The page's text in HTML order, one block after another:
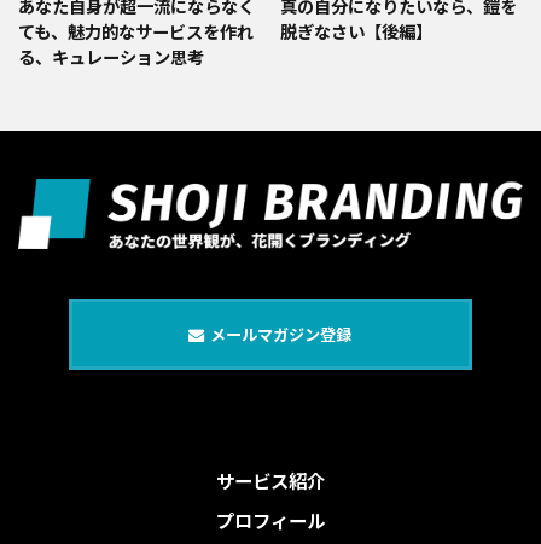
あなた自身が超一流にならなく
ても、魅力的なサービスを作れ
る、キュレーション思考
真の自分になりたいなら、鎧を
脱ぎなさい【後編】
メールマガジン登録
サービス紹介
プロフィール